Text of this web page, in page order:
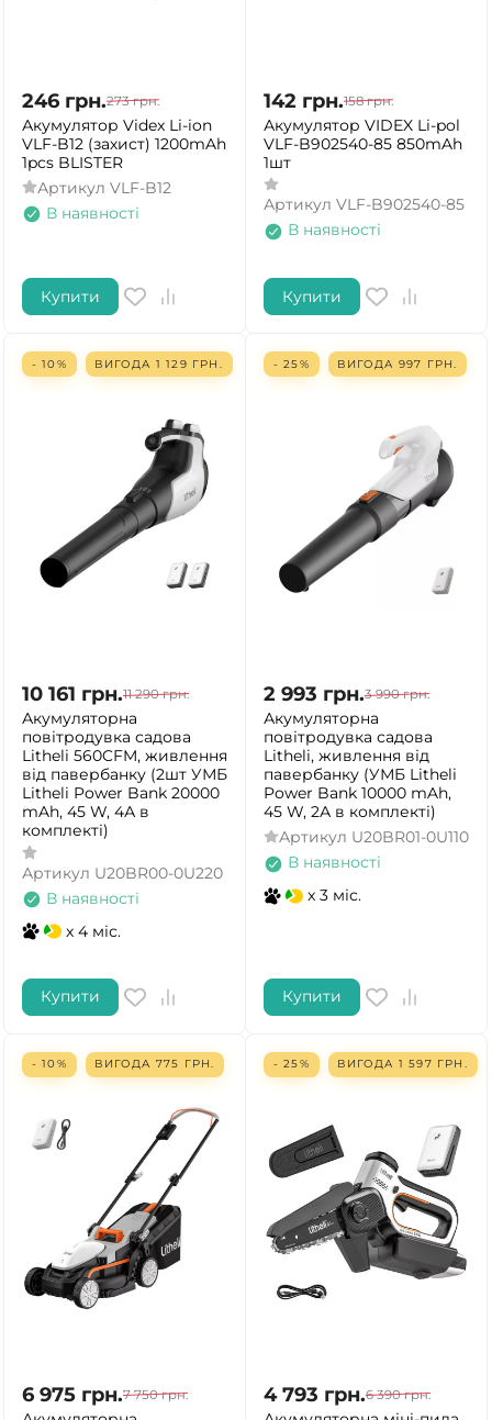
246 грн.273 грн.
Акумулятор Videx Li-ion
VLF-B12 (захист) 1200mAh
1pcs BLISTER
Артикул VLF-B12
В наявності
Купити
142 грн.158 грн.
Акумулятор VIDEX Li-pol
VLF-B902540-85 850mAh
1шт
Артикул VLF-B902540-85
В наявності
Купити
- 10% ВИГОДА 1 129 ГРН.
10 161 грн.11 290 грн.
Акумуляторна
повітродувка садова
Litheli 560CFM, живлення
від павербанку (2шт УМБ
Litheli Power Bank 20000
mAh, 45 W, 4А в
комплекті)
Артикул U20BR00-0U220
В наявності
x 4 міс.
Купити
- 25% ВИГОДА 997 ГРН.
2 993 грн.3 990 грн.
Акумуляторна
повітродувка садова
Litheli, живлення від
павербанку (УМБ Litheli
Power Bank 10000 mAh,
45 W, 2А в комплекті)
Артикул U20BR01-0U110
В наявності
x 3 міс.
Купити
- 10% ВИГОДА 775 ГРН.
6 975 грн.7 750 грн.
- 25% ВИГОДА 1 597 ГРН.
4 793 грн.6 390 грн.